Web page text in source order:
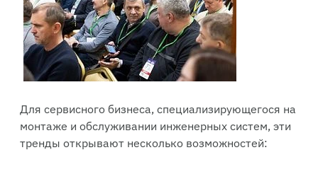
Для сервисного бизнеса, специализирующегося на
монтаже и обслуживании инженерных систем, эти
тренды открывают несколько возможностей: